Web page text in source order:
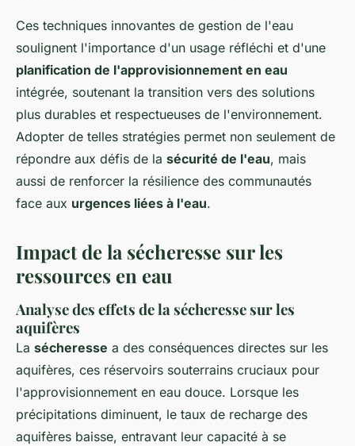
Ces techniques innovantes de gestion de l'eau
soulignent l'importance d'un usage réfléchi et d'une
planification de l'approvisionnement en eau
intégrée, soutenant la transition vers des solutions
plus durables et respectueuses de l'environnement.
Adopter de telles stratégies permet non seulement de
répondre aux défis de la sécurité de l'eau, mais
aussi de renforcer la résilience des communautés
face aux urgences liées à l'eau.
Impact de la sécheresse sur les
ressources en eau
Analyse des effets de la sécheresse sur les
aquifères
La sécheresse a des conséquences directes sur les
aquifères, ces réservoirs souterrains cruciaux pour
l'approvisionnement en eau douce. Lorsque les
précipitations diminuent, le taux de recharge des
aquifères baisse, entravant leur capacité à se